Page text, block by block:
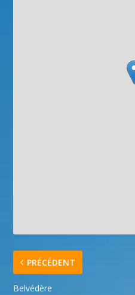
PRÉCÉDENT
Belvédère